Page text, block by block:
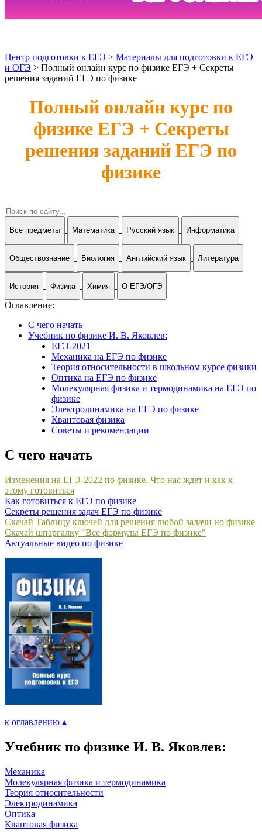
Центр подготовки к ЕГЭ > Материалы для подготовки к ЕГЭ
и ОГЭ > Полный онлайн курс по физике ЕГЭ + Секреты
решения заданий ЕГЭ по физике
Полный онлайн курс по
физике ЕГЭ + Секреты
решения заданий ЕГЭ по
физике
Все предметы Математика Русский язык Информатика
Обществознание Биология Английский язык Литература
История Физика Химия О ЕГЭ/ОГЭ
Оглавление:
С чего начать
Учебник по физике И. В. Яковлев:
ЕГЭ-2021
Механика на ЕГЭ по физике
Теория относительности в школьном курсе физики
Оптика на ЕГЭ по физике
Молекулярная физика и термодинамика на ЕГЭ по
физике
Электродинамика на ЕГЭ по физике
Квантовая физика
Советы и рекомендации
С чего начать
Изменения на ЕГЭ-2022 по физике. Что нас ждет и как к
этому готовиться
Как готовиться к ЕГЭ по физике
Секреты решения задач ЕГЭ по физике
Скачай Таблицу ключей для решения любой задачи но физике
Скачай шпаргалку "Все формулы ЕГЭ по физике"
Актуальные видео по физике
к оглавлению ▴
Учебник по физике И. В. Яковлев:
Механика
Молекулярная физика и термодинамика
Теория относительности
Электродинамика
Оптика
Квантовая физика